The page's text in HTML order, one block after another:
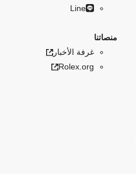
Line
منصاتنا
غرفة الأخبار
Rolex.org